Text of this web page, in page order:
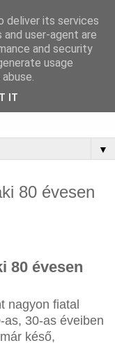
▼
80 évesen
80 évesen
nagyon fiatal
as, 30-as éveiben
késő,
deliver its services
user-agent are
and security
usage
IT